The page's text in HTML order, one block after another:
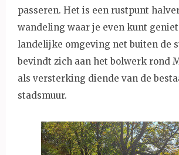
passeren. Het is een rustpunt
wandeling waar je even kunt
landelijke omgeving net buiten de
bevindt zich aan het bolwerk rond
als versterking diende van de
stadsmuur.